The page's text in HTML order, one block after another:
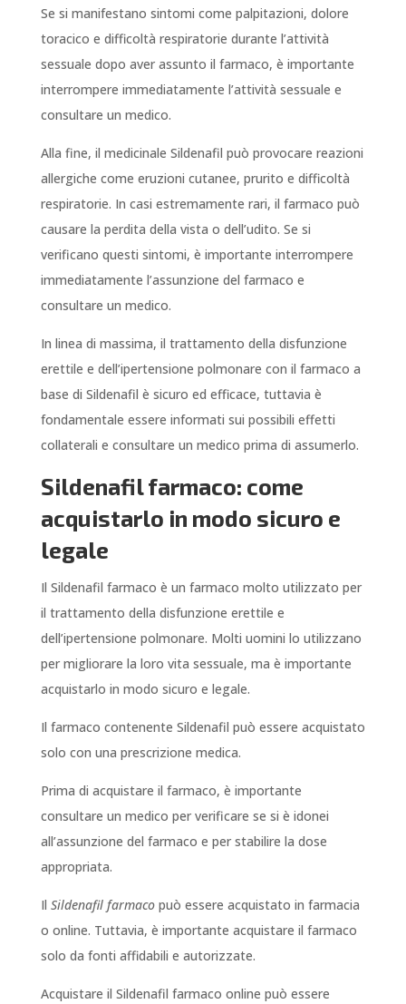
Se si manifestano sintomi come palpitazioni, dolore
toracico e difficoltà respiratorie durante l’attività
sessuale dopo aver assunto il farmaco, è importante
interrompere immediatamente l’attività sessuale e
consultare un medico.
Alla fine, il medicinale Sildenafil può provocare reazioni
allergiche come eruzioni cutanee, prurito e difficoltà
respiratorie. In casi estremamente rari, il farmaco può
causare la perdita della vista o dell’udito. Se si
verificano questi sintomi, è importante interrompere
immediatamente l’assunzione del farmaco e
consultare un medico.
In linea di massima, il trattamento della disfunzione
erettile e dell’ipertensione polmonare con il farmaco a
base di Sildenafil è sicuro ed efficace, tuttavia è
fondamentale essere informati sui possibili effetti
collaterali e consultare un medico prima di assumerlo.
Sildenafil farmaco: come
acquistarlo in modo sicuro e
legale
Il Sildenafil farmaco è un farmaco molto utilizzato per
il trattamento della disfunzione erettile e
dell’ipertensione polmonare. Molti uomini lo utilizzano
per migliorare la loro vita sessuale, ma è importante
acquistarlo in modo sicuro e legale.
Il farmaco contenente Sildenafil può essere acquistato
solo con una prescrizione medica.
Prima di acquistare il farmaco, è importante
consultare un medico per verificare se si è idonei
all’assunzione del farmaco e per stabilire la dose
appropriata.
Il Sildenafil farmacopuò essere acquistato in farmacia
o online. Tuttavia, è importante acquistare il farmaco
solo da fonti affidabili e autorizzate.
Acquistare il Sildenafil farmaco online può essere